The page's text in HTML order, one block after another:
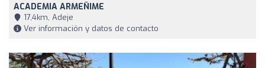
ACADEMIA ARMEÑIME
17,4km, Adeje
Ver información y datos de contacto